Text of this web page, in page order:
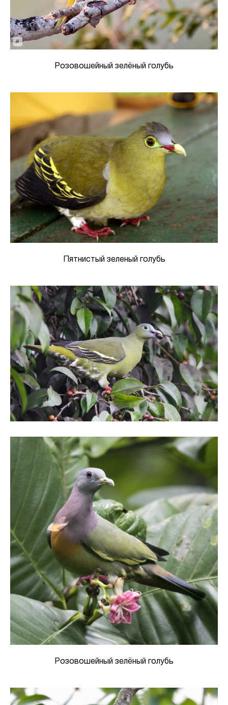
Розовошейный зелёный голубь
Пятнистый зеленый голубь
Розовошейный зелёный голубь